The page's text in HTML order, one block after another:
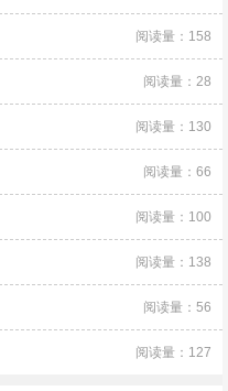
阅读量：158
阅读量：28
阅读量：130
阅读量：66
阅读量：100
阅读量：138
阅读量：56
阅读量：127